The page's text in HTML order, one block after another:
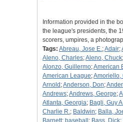
Information provided in the
the league's presidents, the
scorers, umpires, a
Tags: Abreau, Jose E.;Adair;
Aleno, Charles;Aleno, Chuck;
Alonzo, Guillermo;American
American League;Amoriello,
Arnold ;Anderson, Don;
Andrews;Andrews, George;
Atlanta, Georgia; Bagli, Guy
Charlie R.; Baldwin; Balla,
Barnett; baseball ; Bass, Dick;